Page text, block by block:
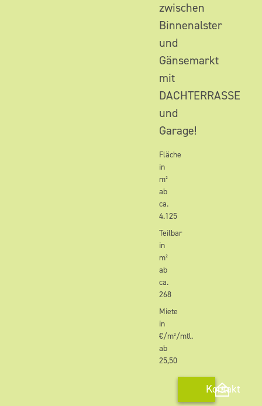
zwischen
Binnenalster
und
Gänsemarkt
mit
DACHTERRASSE
und
Garage!
Fläche
in
m²
ab
ca.
4.125
Teilbar
in
m²
ab
ca.
268
Miete
in
€/m²/mtl.
ab
25,50
Kontakt